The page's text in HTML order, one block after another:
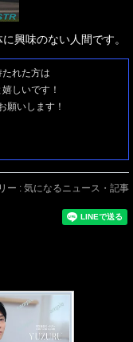
興味のない人間です。
れた方は
しいです！
願いします！
ー : 気になるニュース・記事